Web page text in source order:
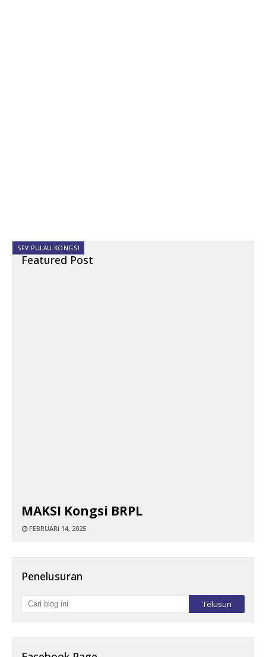
Featured Post
SFV PULAU KONGSI
MAKSI Kongsi BRPL
FEBRUARI 14, 2025
Penelusuran